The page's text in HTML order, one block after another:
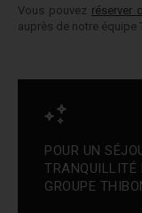
Vous pouvez réserver
auprès de notre
POUR UN
TRANQUILLITÉ
GROUPE